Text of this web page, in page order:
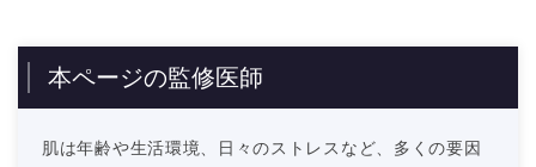
本ページの監修医師
肌は年齢や生活環境、日々のストレスなど、多くの要因